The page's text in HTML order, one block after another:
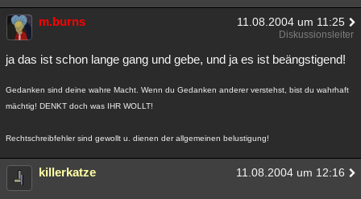
Übersichten
Besucht Geschlossen
m.burns 11.08.2004 um 11:25
Diskussionsleiter
ja das ist schon lange gang und gebe, und ja es ist beängstigend!
Gedanken sind deine wahre Macht. Wenn du Gedanken anderer verstehst, bist du wahrhaft
mächtig! DENKT doch was IHR WOLLT!
Rechtschreibfehler sind gewollt u. dienen der allgemeinen belustigung!
killerkatze 11.08.2004 um 12:16